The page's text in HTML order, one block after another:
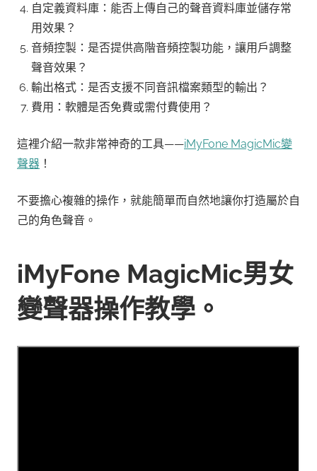
自定義資料庫：能否上傳自己的聲音資料庫並儲存常
用效果？
音頻控製：是否提供高階音頻控製功能，讓用戶調整
聲音效果？
輸出格式：是否支援不同音訊檔案類型的輸出？
費用：軟體是否免費或需付費使用？
這裡介紹一款非常神奇的工具——iMyFone MagicMic變
聲器 ！
不要擔心複雜的操作，就能簡單而自然地讓你打造屬於自
己的角色聲音。
iMyFone MagicMic男女
變聲器操作教學。